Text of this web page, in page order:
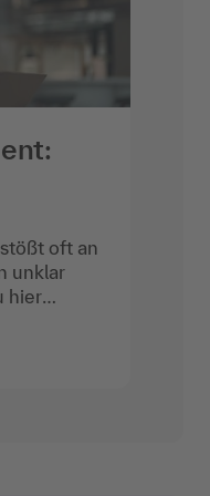
oft an
unklar
hier
dir,